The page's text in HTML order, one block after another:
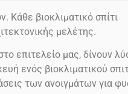
Κάθε βιοκλιματικό σπίτι
μελέτης.
επιτελείο μας, δίνουν
ενός βιοκλιματικού
των ανοιγμάτων για